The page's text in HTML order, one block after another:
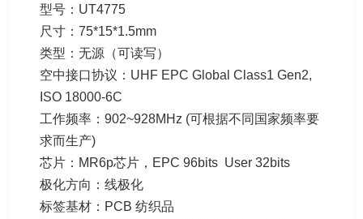
型号：UT4775
尺寸：75*15*1.5mm
类型：无源（可读写）
空中接口协议：UHF EPC Global Class1 Gen2,
ISO 18000-6C
工作频率：902~928MHz (可根据不同国家频率要
求而生产)
芯片：MR6p芯片，EPC 96bits User 32bits
极化方向：线极化
标签基材：PCB 纺织品